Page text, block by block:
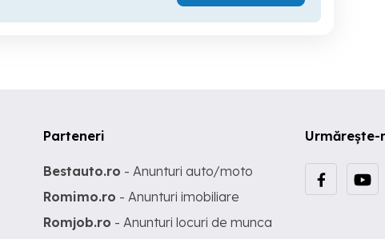
Urmărește-
Parteneri
Bestauto.ro - Anunturi auto/moto
Romimo.ro - Anunturi imobiliare
Romjob.ro - Anunturi locuri de munca